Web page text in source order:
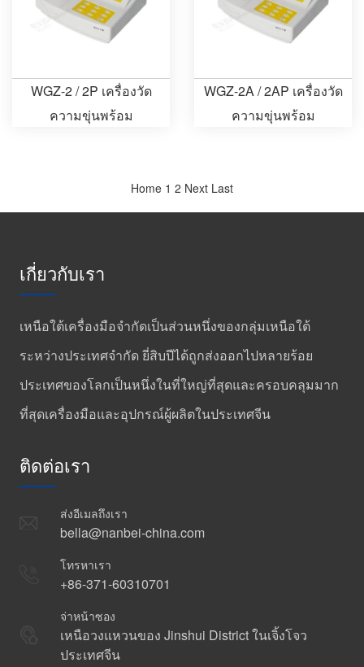
WGZ-2 / 2P เครื่องวัด
ความขุ่นพร้อม
WGZ-2A / 2AP เครื่องวัด
ความขุ่นพร้อม
Home 1 2 Next Last
เกี่ยวกับเรา
เหนือใต้เครื่องมือจำกัดเป็นส่วนหนึ่งของกลุ่มเหนือใต้
ระหว่างประเทศจำกัด ยี่สิบปีได้ถูกส่งออกไปหลายร้อย
ประเทศของโลกเป็นหนึ่งในที่ใหญ่ที่สุดและครอบคลุมมาก
ที่สุดเครื่องมือและอุปกรณ์ผู้ผลิตในประเทศจีน
ติดต่อเรา
ส่งอีเมลถึงเรา
bella@nanbei-china.com
โทรหาเรา
+86-371-60310701
จ่าหน้าซอง
เหนือวงแหวนของ Jinshui District ในเจิ้งโจว
ประเทศจีน